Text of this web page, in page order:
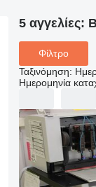
5 αγγελίες:
Φίλτρο
Ταξινόμηση:
Ημερομηνία